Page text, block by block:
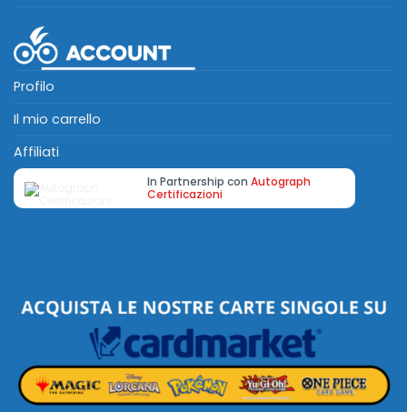
Profilo
Il mio carrello
Affiliati
In Partnership con Autograph
Certificazioni